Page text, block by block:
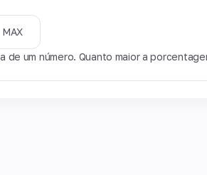
MAX
um número. Quanto maior a